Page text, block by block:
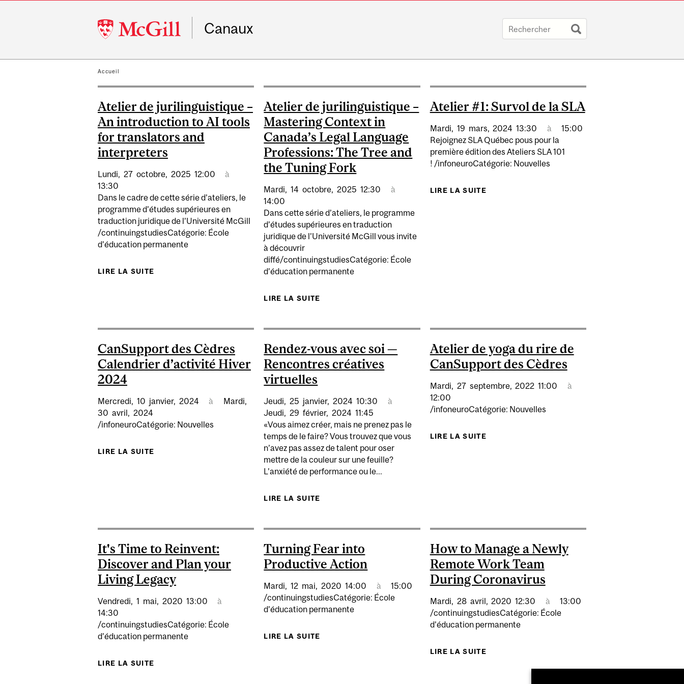
McGill
University
Canaux
Accueil
Atelier de jurilinguistique –
An introduction to AI tools
for translators and
interpreters
Lundi, 27 octobre, 2025 12:00
à
13:30
Dans le cadre de cette série d’ateliers, le
programme d’études supérieures en
traduction juridique de l’Université McGill
/continuingstudiesCatégorie: École
d’éducation permanente
LIRE LA SUITE DE ATELIER DE JURILINGUISTIQUE – AN INTRODUCTION TO AI TOOLS FOR TRANSLATORS AND INTERPRETERS
Atelier de jurilinguistique –
Mastering Context in
Canada’s Legal Language
Professions: The Tree and
the Tuning Fork
Mardi, 14 octobre, 2025 12:30
à
14:00
Dans cette série d’ateliers, le programme
d’études supérieures en traduction
juridique de l’Université McGill vous invite
à découvrir
diffé/continuingstudiesCatégorie: École
d’éducation permanente
LIRE LA SUITE
Atelier #1: Survol de la SLA
Mardi, 19 mars, 2024 13:30 à
15:00
Rejoignez SLA Québec pous pour la
première édition des Ateliers SLA 101
! /infoneuroCatégorie: Nouvelles
LIRE LA SUITE
CanSupport des Cèdres
Calendrier d’activité Hiver
2024
Mercredi, 10 janvier, 2024 à
Mardi,
30 avril, 2024
/infoneuroCatégorie: Nouvelles
LIRE LA SUITE DE CANSUPPORT DES CÈDRES CALENDRIER D’ACTIVITÉ HIVER 2024
Rendez-vous avec soi —
Rencontres créatives
virtuelles
Jeudi, 25 janvier, 2024 10:30
à
Jeudi, 29 février, 2024 11:45
«Vous aimez créer, mais ne prenez pas le
temps de le faire? Vous trouvez que vous
n’avez pas assez de talent pour oser
mettre de la couleur sur une feuille?
L’anxiété de performance ou le...
LIRE LA SUITE
Atelier de yoga du rire de
CanSupport des Cèdres
Mardi, 27 septembre, 2022 11:00
à
12:00
/infoneuroCatégorie: Nouvelles
LIRE LA SUITE
It's Time to Reinvent:
Discover and Plan your
Living Legacy
Vendredi, 1 mai, 2020 13:00
à
14:30
/continuingstudiesCatégorie: École
d’éducation permanente
LIRE LA SUITE
Turning Fear into
Productive Action
Mardi, 12 mai, 2020 14:00 à
15:00
/continuingstudiesCatégorie: École
d’éducation permanente
LIRE LA SUITE
How to Manage a Newly
Remote Work Team
During Coronavirus
Mardi, 28 avril, 2020 12:30 à
13:00
/continuingstudiesCatégorie: École
d’éducation permanente
LIRE LA SUITE